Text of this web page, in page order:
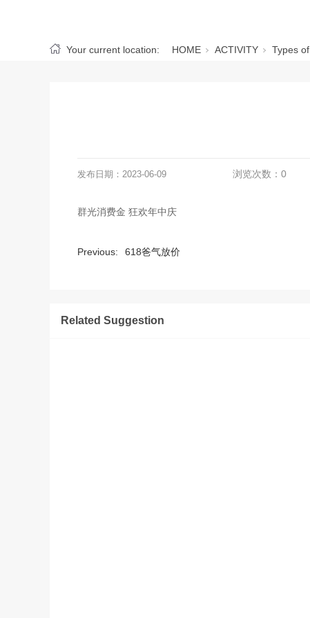
Your current location: HOME ACTIVITY Types of
发布日期： 2023-06-09 浏览次数： 0
群光消费金 狂欢年中庆
Previous: 618爸气放价
Related Suggestion